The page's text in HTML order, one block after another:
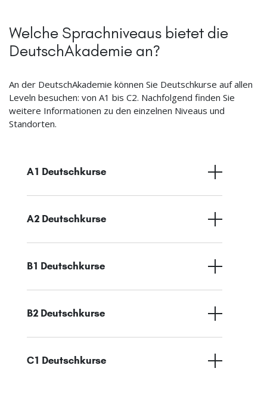
Welche Sprachniveaus bietet die
DeutschAkademie an?
An der DeutschAkademie können Sie Deutschkurse auf allen
Leveln besuchen: von A1 bis C2. Nachfolgend finden Sie
weitere Informationen zu den einzelnen Niveaus und
Standorten.
A1 Deutschkurse
A2 Deutschkurse
B1 Deutschkurse
B2 Deutschkurse
C1 Deutschkurse